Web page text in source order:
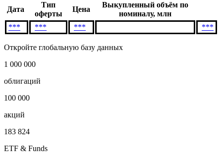
Дата
Тип
оферты
Цена
Выкупленный объём по
номиналу, млн
***
*** *** ***
Откройте глобальную базу данных
1 000 000
облигаций
100 000
акций
183 824
ETF & Funds